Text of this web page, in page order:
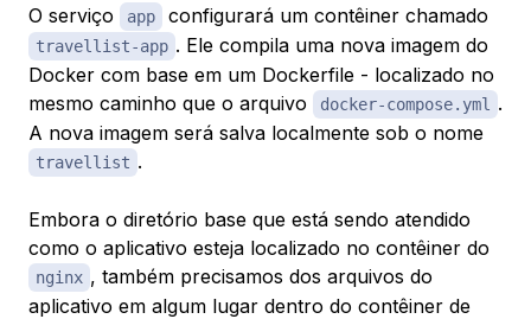
O serviço app configurará um contêiner chamado
travellist-app . Ele compila uma nova imagem do
Docker com base em um Dockerfile - localizado no
mesmo caminho que o arquivo
docker-compose.yml .
A nova imagem será salva localmente sob o nome
travellist .
Embora o diretório base que está sendo atendido
como o aplicativo esteja localizado no contêiner do
nginx , também precisamos dos arquivos do
aplicativo em algum lugar dentro do contêiner de